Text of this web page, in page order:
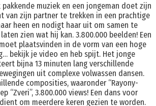
muziek en een jongeman doet zijn
van zijn partner te trekken in een prachtige
heen en nodigt haar uit om samen te
zien wat hij kan. 3.800.000 beelden! Een
plaatsvinden in de vorm van een hoge
bekijk je video en heb spijt. Het jonge
bijna 13 minuten lang verschillende
uit complexe volwassen dansen.
composities, waaronder “Rayony-
“Zveri”, 3.800.000 views! Een dans voor
om meerdere keren gezien te worden.